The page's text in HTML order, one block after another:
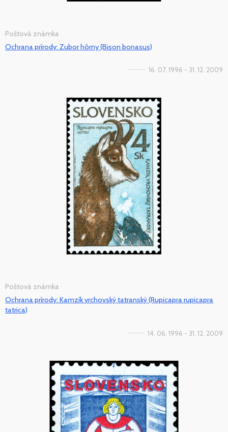
Poštová známka
Ochrana prírody: Zubor hôrny (Bison bonasus)
16. 07. 1996 - 31. 12. 2009
Poštová známka
Ochrana prírody: Kamzík vrchovský tatranský (Rupicapra rupicapra
tatrica)
14. 06. 1996 - 31. 12. 2009